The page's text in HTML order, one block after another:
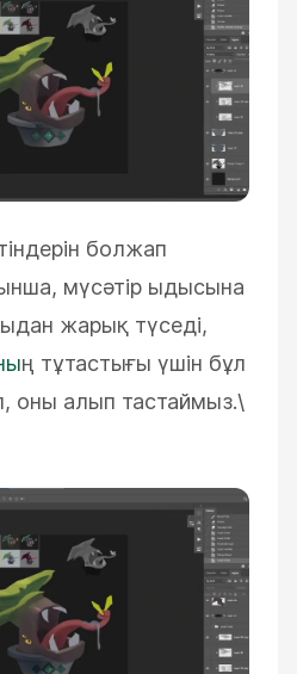
болжап
мүсәтір ыдысына
жарық түседі,
ң тұтастығы үшін бұл
оны алып тастаймыз.\